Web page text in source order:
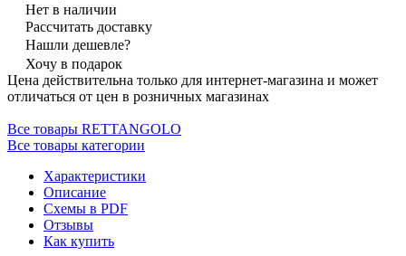
Нет в наличии
Рассчитать доставку
Нашли дешевле?
Хочу в подарок
Цена действительна только для интернет-магазина и может
отличаться от цен в розничных магазинах
Все товары RETTANGOLO
Все товары категории
Характеристики
Описание
Схемы в PDF
Отзывы
Как купить